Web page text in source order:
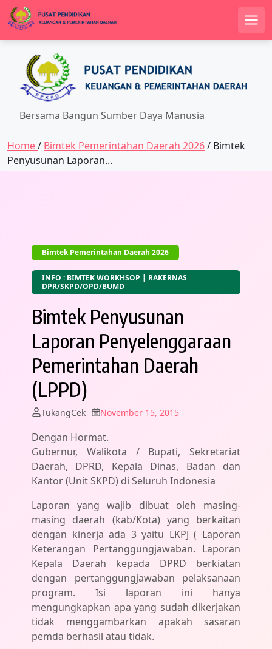
content
Bersama Bangun Sumber Daya Manusia
Home/ Bimtek Pemerintahan Daerah 2026/ Bimtek
Penyusunan Laporan...
Bimtek Pemerintahan Daerah 2026
INFO : BIMTEK WORKHSOP | RAKERNAS
DPR/SKPD/OPD/BUMD
Bimtek Penyusunan
Laporan Penyelenggaraan
Pemerintahan Daerah
(LPPD)
TukangCek November 15, 2015
Dengan Hormat.
Gubernur, Walikota / Bupati, Sekretariat
Daerah, DPRD, Kepala Dinas, Badan dan
Kantor (Unit SKPD) di Seluruh Indonesia
Laporan yang wajib dibuat oleh masing-
masing daerah (kab/Kota) yang berkaitan
dengan kinerja ada 3 yaitu LKPJ ( Laporan
Keterangan Pertanggungjawaban. Laporan
Kepala Daerah kepada DPRD berkiatan
dengan pertanggungjawaban pelaksanaan
program. Isi laporan ini hanya
mengungkapkan apa yang sudah dikerjakan
tidak menggambarkan apakah sasaran
pemda berhasil atau tidak.